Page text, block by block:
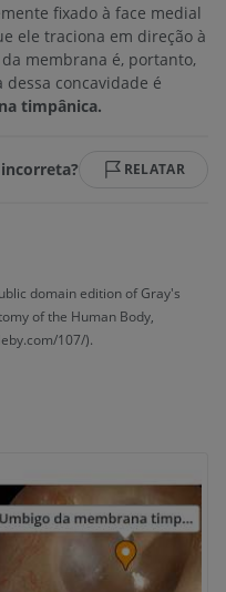
fixado à face medial
ele traciona em direção à
membrana é, portanto,
concavidade é
timpânica.
RELATAR
domain edition of Gray's
of the Human Body,
107/).